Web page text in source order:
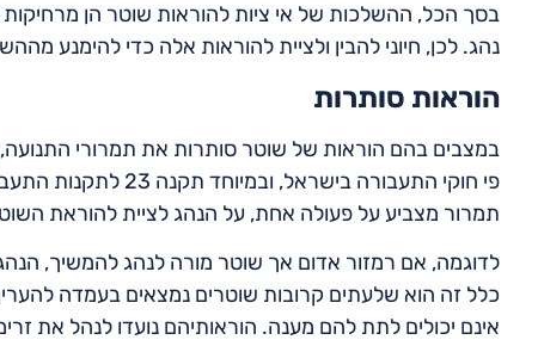
בסך הכל, ההשלכות של אי ציות להוראות שוטר הן מרחיקות
נהג. לכן, חיוני להבין ולציית להוראות אלה כדי להימנע
הוראות סותרות
במצבים בהם הוראות של שוטר סותרות את תמרורי
פי חוקי התעבורה
תמרור מצביע על פעולה אחת, על הנהג לציית להוראת
לדוגמה, אם רמזור אדום אך שוטר מורה לנהג להמשיך,
כלל זה הוא שלעתים קרובות שוטרים נמצאים בעמדה
אינם יכולים לתת להם מענה. הוראותיהם נועדו לנהל את